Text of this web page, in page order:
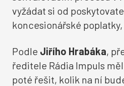
vyžádat si od
koncesionářské
Podle Jiřího Hrabáka,
ředitele Rádia Impuls
poté řešit, kolik na ní